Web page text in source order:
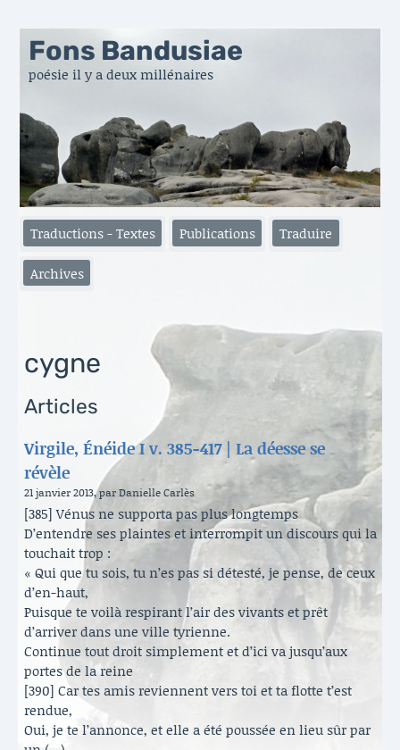
Fons Bandusiae
poésie il y a deux millénaires
Traductions - Textes Publications Traduire
Archives
cygne
Articles
Virgile, Énéide I v. 385-417 | La déesse se
révèle
21 janvier 2013, par Danielle Carlès
[385] Vénus ne supporta pas plus longtemps
D’entendre ses plaintes et interrompit un discours qui la
touchait trop :
« Qui que tu sois, tu n’es pas si détesté, je pense, de ceux
d’en-haut,
Puisque te voilà respirant l’air des vivants et prêt
d’arriver dans une ville tyrienne.
Continue tout droit simplement et d’ici va jusqu’aux
portes de la reine
[390] Car tes amis reviennent vers toi et ta flotte t’est
rendue,
Oui, je te l’annonce, et elle a été poussée en lieu sûr par